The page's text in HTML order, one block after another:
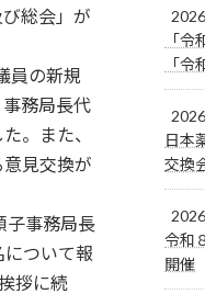
総会」が
員の新規
務局長代
。また、
見交換が
子事務局長
ついて報
拶に続
「
「
日本
交換
令和
開催